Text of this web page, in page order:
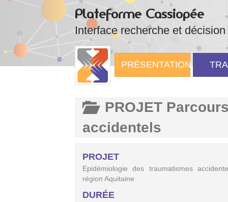
Plateforme Cassiopée
Interface recherche et
PRÉSENTATION
PROJET
accidentels
PROJET
Epidémiologie des traumatismes
région Aquitaine
DURÉE